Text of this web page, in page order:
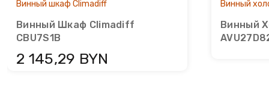
Винный шкаф Climadiff
Винный Шкаф Climadiff
CBU7S1B
2 145,29 BYN
Винный
Винный